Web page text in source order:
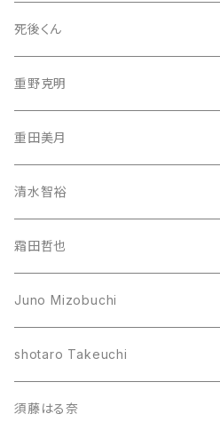
死後くん
重野克明
重田美月
清水智裕
霜田哲也
Juno Mizobuchi
shotaro Takeuchi
須藤はる奈